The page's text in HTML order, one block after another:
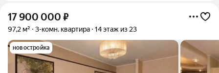
17 900 000 ₽
97,2 м² 3-комн. квартира 14 этаж из 23
новостройка